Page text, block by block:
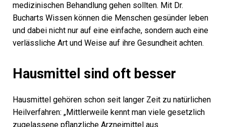
medizinischen Behandlung gehen sollten. Mit Dr.
Bucharts Wissen können die Menschen gesünder leben
und dabei nicht nur auf eine einfache, sondern auch eine
verlässliche Art und Weise auf ihre Gesundheit achten.
Hausmittel sind oft besser
Hausmittel gehören schon seit langer Zeit zu natürlichen
Heilverfahren: „Mittlerweile kennt man viele gesetzlich
zugelassene pflanzliche Arzneimittel aus